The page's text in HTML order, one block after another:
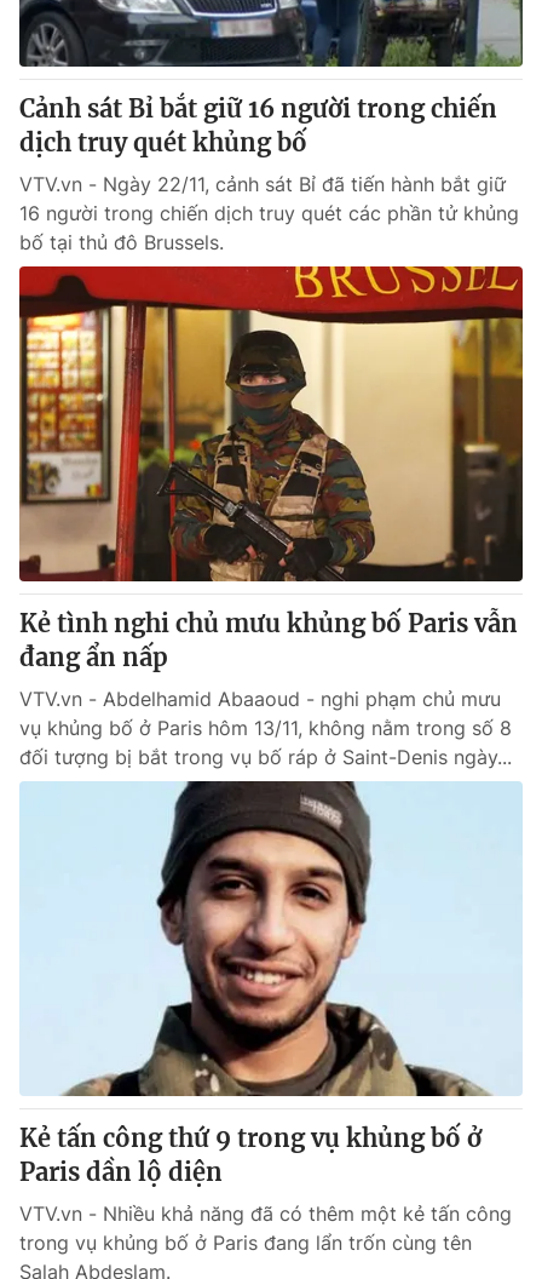
Cảnh sát Bỉ bắt giữ 16 người trong chiến
dịch truy quét khủng bố
VTV.vn - Ngày 22/11, cảnh sát Bỉ đã tiến hành bắt giữ
16 người trong chiến dịch truy quét các phần tử khủng
bố tại thủ đô Brussels.
Kẻ tình nghi chủ mưu khủng bố Paris vẫn
đang ẩn nấp
VTV.vn - Abdelhamid Abaaoud - nghi phạm chủ mưu
vụ khủng bố ở Paris hôm 13/11, không nằm trong số 8
đối tượng bị bắt trong vụ bố ráp ở Saint-Denis ngày...
Kẻ tấn công thứ 9 trong vụ khủng bố ở
Paris dần lộ diện
VTV.vn - Nhiều khả năng đã có thêm một kẻ tấn công
trong vụ khủng bố ở Paris đang lẩn trốn cùng tên
Salah Abdeslam.